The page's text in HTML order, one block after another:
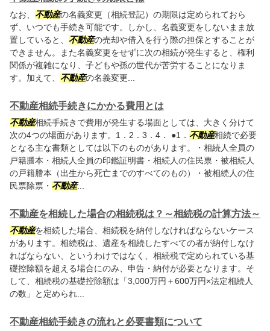
なお、 不動産の名義変更（相続登記）の期限は定められておら
ず、いつでも手続き可能です。しかし、名義変更をしないまま放
置していると、 不動産の売却や借入を行う際の担保とすることが
できません。また名義変更をせずに次の相続が発生すると、権利
関係が複雑になり、子どもや孫の世代が苦労することになりま
す。加えて、 不動産の名義変更...
不動産相続手続きにかかる費用とは
不動産相続手続きで費用が発生する場面としては、大きく分けて
次の4つの場面があります。1．2．3．4． ●1． 不動産相続で必要
となる主な書類としては以下のものがあります。・相続人全員の
戸籍謄本・相続人全員の印鑑証明書・相続人の住民票・被相続人
の戸籍謄本（出生から死亡までのすべてのもの）・被相続人の住
民票除票・ 不動産...
不動産を相続した場合の相続税は？～相続税の計算方法～
不動産を相続した場合、相続税を納付しなければならないケース
があります。相続税は、遺産を相続したすべての者が納付しなけ
ればならない、というわけではなく、相続税で定められている基
礎控除額を超える場合にのみ、申告・納付が必要となります。そ
して、相続税の基礎控除額は「3,000万円＋600万円×法定相続人
の数」と定められ...
不動産相続手続きの流れと必要書類について